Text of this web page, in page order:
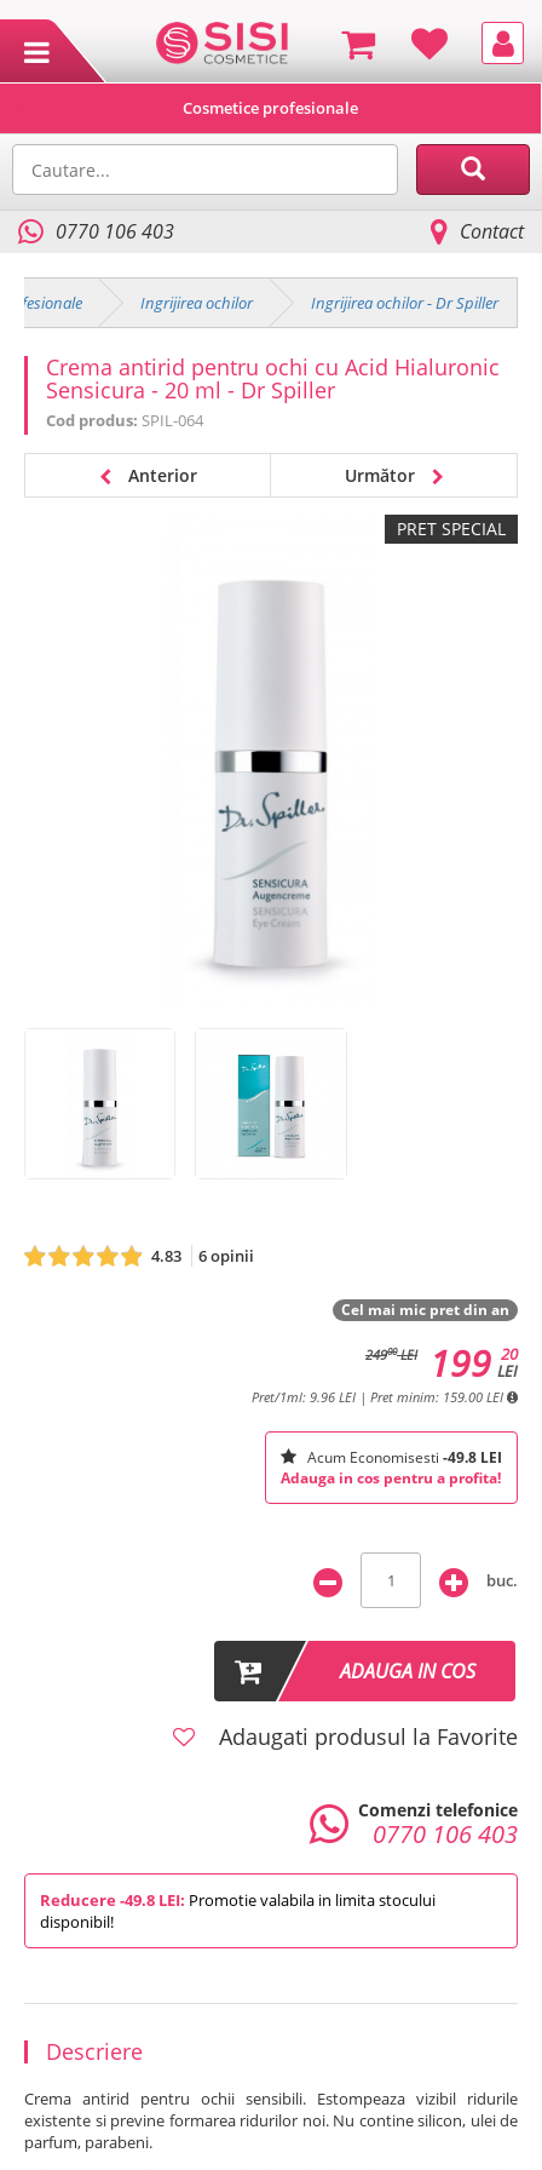
Cosmetice profesionale
0770 106 403 Contact
Ingrijirea ochilor Ingrijirea ochilor - Dr Spiller
Crema antirid pentru ochi cu Acid Hialuronic
Sensicura - 20 ml - Dr Spiller
Cod produs: SPIL-064
Anterior Următor
PRET SPECIAL
4.83 6 opinii
Cel mai mic pret din an
24900LEI 20
LEI
199
Pret/1ml: 9.96 LEI | Pret minim: 159.00 LEI
Acum Economisesti -49.8 LEI
Adauga in cos pentru a profita!
buc.
ADAUGA IN COS
Adaugati produsul la Favorite
Comenzi telefonice
0770 106 403
Reducere -49.8 LEI: Promotie valabila in limita stocului
disponibil!
Descriere
Crema antirid pentru ochii sensibili. Estompeaza vizibil ridurile
existente si previne formarea ridurilor noi. Nu contine silicon, ulei de
parfum, parabeni.